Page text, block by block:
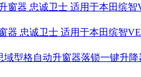
器 忠诚卫士 适用于本田缤智VE